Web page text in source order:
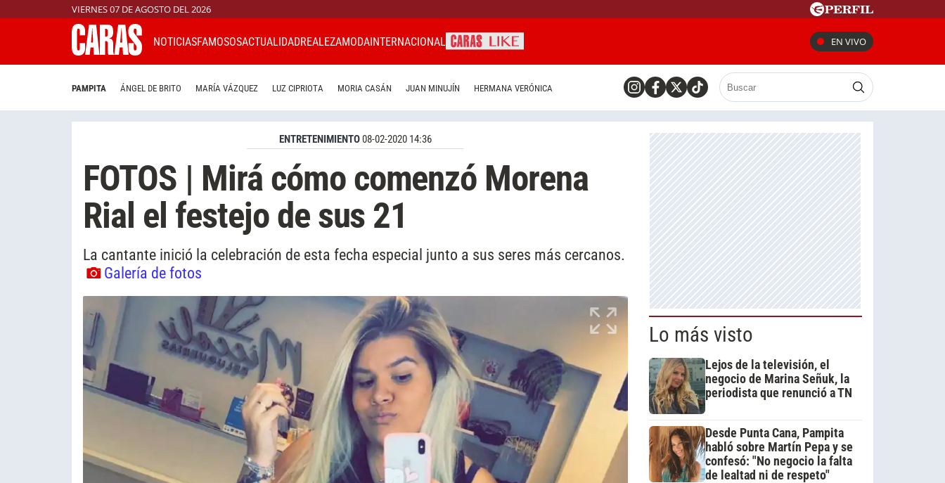
VIERNES 07 DE AGOSTO DEL 2026
NOTICIASFAMOSOSACTUALIDADREALEZAMODAINTERNACIONAL EN VIVO
PAMPITA ÁNGEL DE BRITO MARÍA VÁZQUEZ LUZ CIPRIOTA MORIA CASÁN JUAN MINUJÍN HERMANA VERÓNICA
ENTRETENIMIENTO08-02-2020 14:36
FOTOS | Mirá cómo comenzó Morena
Rial el festejo de sus 21
La cantante inició la celebración de esta fecha especial junto a sus seres más cercanos.
Galería de fotos
Lo más visto
Lejos de la televisión, el
negocio de Marina Señuk, la
periodista que renunció a TN
Desde Punta Cana, Pampita
habló sobre Martín Pepa y se
confesó: "No negocio la falta
de lealtad ni de respeto"